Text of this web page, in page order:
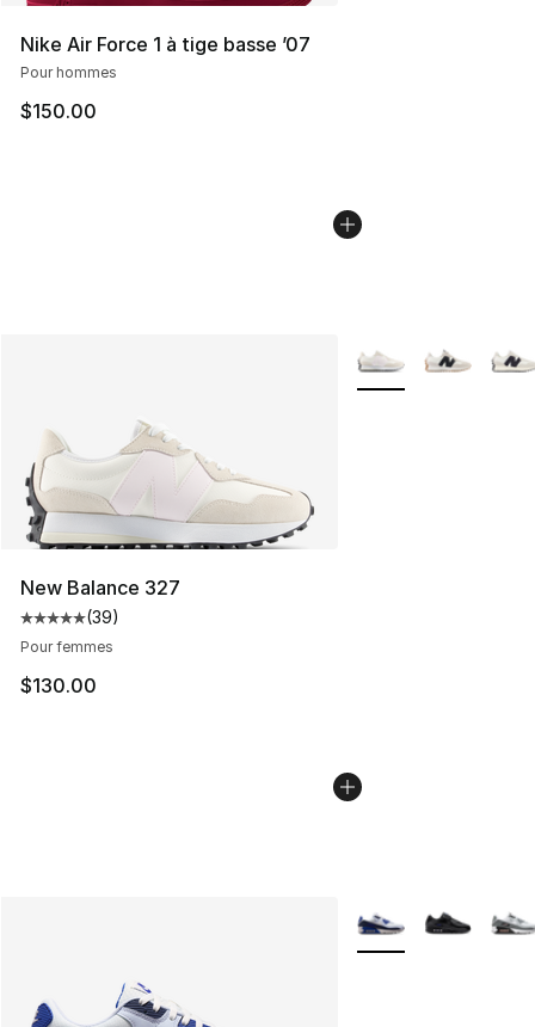
Nike Air Force 1 à tige basse ’07
Pour hommes
$150.00
New Balance 327
Cote moyenne du client - [5 sur 5 étoiles], 39
(39)
Pour femmes
$130.00
Plus de couleurs
Plus de couleurs